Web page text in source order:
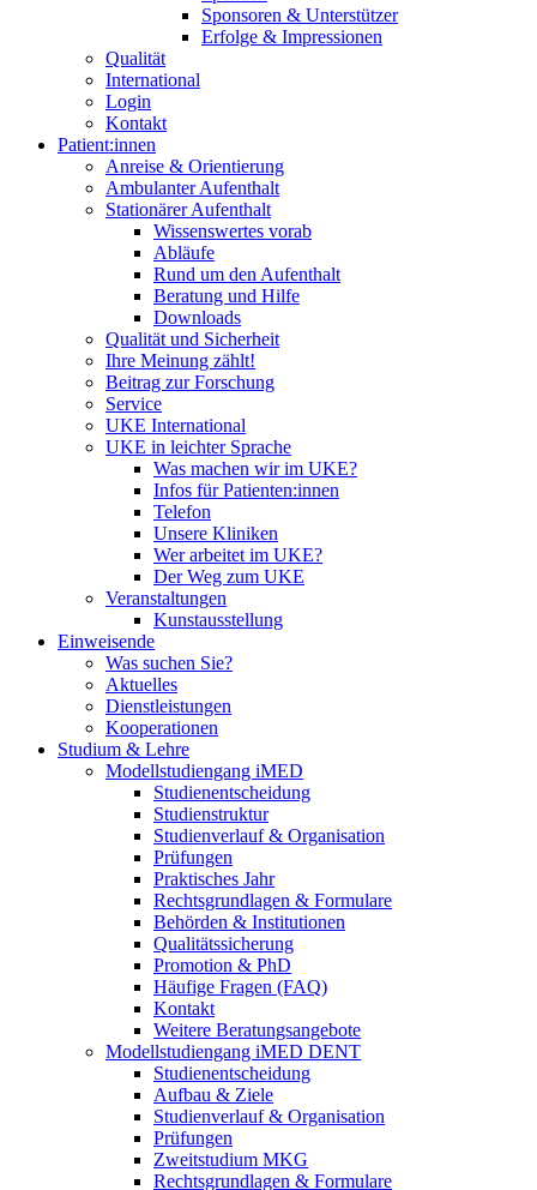
Sponsoren & Unterstützer
Erfolge & Impressionen
Qualität
International
Login
Kontakt
Patient:innen
Anreise & Orientierung
Ambulanter Aufenthalt
Stationärer Aufenthalt
Wissenswertes vorab
Abläufe
Rund um den Aufenthalt
Beratung und Hilfe
Downloads
Qualität und Sicherheit
Ihre Meinung zählt!
Beitrag zur Forschung
Service
UKE International
UKE in leichter Sprache
Was machen wir im UKE?
Infos für Patienten:innen
Telefon
Unsere Kliniken
Wer arbeitet im UKE?
Der Weg zum UKE
Veranstaltungen
Kunstausstellung
Einweisende
Was suchen Sie?
Aktuelles
Dienstleistungen
Kooperationen
Studium & Lehre
Modellstudiengang iMED
Studienentscheidung
Studienstruktur
Studienverlauf & Organisation
Prüfungen
Praktisches Jahr
Rechtsgrundlagen & Formulare
Behörden & Institutionen
Qualitätssicherung
Promotion & PhD
Häufige Fragen (FAQ)
Kontakt
Weitere Beratungsangebote
Modellstudiengang iMED DENT
Studienentscheidung
Aufbau & Ziele
Studienverlauf & Organisation
Prüfungen
Zweitstudium MKG
Rechtsgrundlagen & Formulare